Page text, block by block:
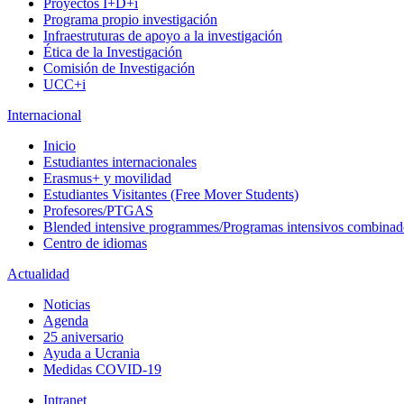
Proyectos I+D+i
Programa propio investigación
Infraestruturas de apoyo a la investigación
Ética de la Investigación
Comisión de Investigación
UCC+i
Internacional
Inicio
Estudiantes internacionales
Erasmus+ y movilidad
Estudiantes Visitantes (Free Mover Students)
Profesores/PTGAS
Blended intensive programmes/Programas intensivos
Centro de idiomas
Actualidad
Noticias
Agenda
25 aniversario
Ayuda a Ucrania
Medidas COVID-19
Intranet